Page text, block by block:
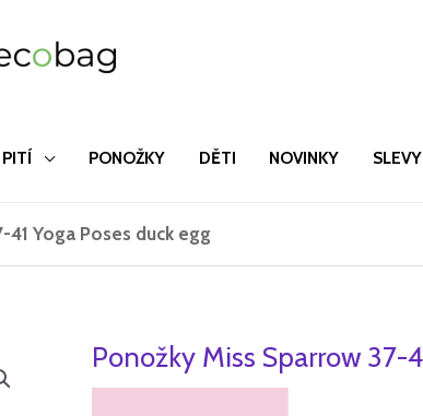
PITÍ PONOŽKY DĚTI NOVINKY
Yoga Poses duck egg
Ponožky Miss Sparrow 37-
PůvodníAktuální
Ponožky